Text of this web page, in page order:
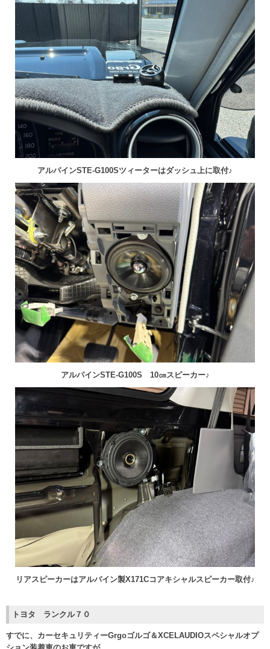
アルパインSTE-G100Sツィーターはダッシュ上に取付♪
アルパインSTE-G100S 10㎝スピーカー♪
リアスピーカーはアルパイン製X171Cコアキシャルスピーカー取付♪
トヨタ ランクル７０
すでに、カーセキュリティーGrgoゴルゴ＆XCELAUDIOスペシャルオプ